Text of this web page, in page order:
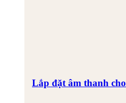
Lắp đặt âm thanh